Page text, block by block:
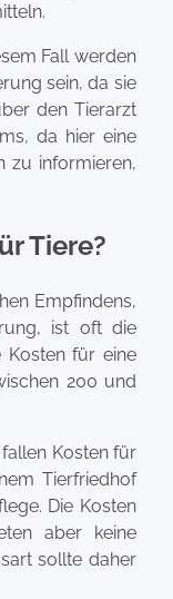
Fall werden
sein, da sie
den Tierarzt
da hier eine
zu informieren,
Tiere?
Empfindens,
ist oft die
Kosten für eine
200 und
Kosten für
Tierfriedhof
Die Kosten
aber keine
sollte daher